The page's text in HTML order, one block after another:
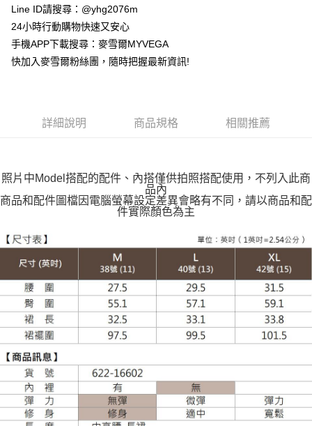
貨到付款
運送方式
全家取貨付款
每筆NT$100，滿NT$599(含以上)免運費
每筆NT$100，滿NT$988(含以上)免運費
付款後萊爾富取貨
每筆NT$100，滿NT$988(含以上)免運費
7-11取貨付款
每筆NT$100，滿NT$988(含以上)免運費
付款後7-11取貨
每筆NT$100，滿NT$988(含以上)免運費
大嘴鳥宅配通
每筆NT$100，滿NT$988(含以上)免運費
貨到付款
每筆NT$120
Line ID請搜尋：@yhg2076m
24小時行動購物快速又安心
手機APP下載搜尋：麥雪爾MYVEGA
快加入麥雪爾粉絲團，隨時把握最新資訊!
詳細說明 商品規格 相關推薦
照片中Model搭配的配件、內搭僅供拍照搭配使用，不列入此商
品內
商品和配件圖檔因電腦螢幕設定差異會略有不同，請以商品和配
件實際顏色為主